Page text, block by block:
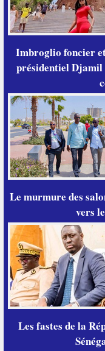
Imbroglio foncier
présidentiel Djamil
Le murmure des
vers
Les fastes de la